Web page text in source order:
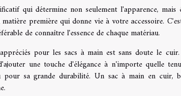
qui détermine non seulement l'apparence, mais
première qui donne vie à votre accessoire.
de connaître l'essence de chaque matériau.
pour les sacs à main est sans doute le
une touche d'élégance à n'importe quelle
pour sa grande durabilité. Un sac à main en cuir,